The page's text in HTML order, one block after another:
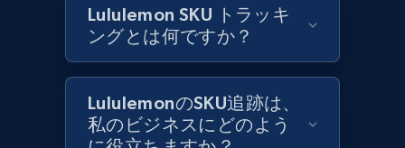
and more.
1.3K+ 175+ 今すぐ始める
Lululemon SKU トラッキ
ングとは何ですか？
LululemonのSKU追跡は、
私のビジネスにどのよう